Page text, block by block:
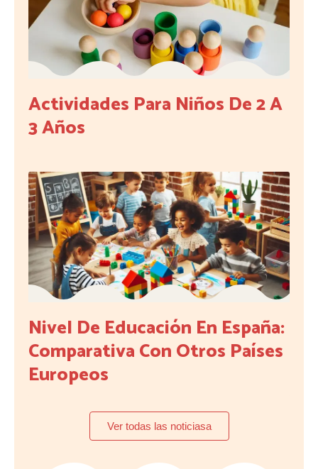
Actividades Para Niños De 2 A
3 Años
Nivel De Educación En España:
Comparativa Con Otros Países
Europeos
Ver todas las noticiasa